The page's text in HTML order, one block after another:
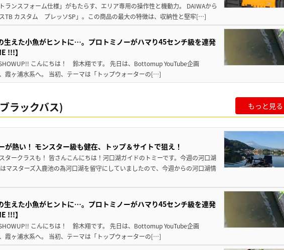
ランスフォーム仕様」がもたらす、エリア専用の操作性と機動力。 DAIWAから
TB カスタム プレッソSP」。この商品の最大の特徴は、収納性と堅牢[…]
生えた小魚がヒントに…。プロトミノーがハマり45センチ級を連発
!!!】
こんにちは！ 鈴木翔です。 先日は、Bottomup YouTube企画
霞ヶ浦水系へ。 当初、テーマは「トップウォーターの[…]
ラックバス) もっと見る
が熱い！ モンスター級も健在、トップ＆サイトで狙え！
タークラスも！ 皆さんこんにちは！河口湖ガイドのトミーです。今週の河口湖
マスターズ入鹿池の為河口湖を留守にしていましたので、今週からの河口湖情
生えた小魚がヒントに…。プロトミノーがハマり45センチ級を連発
!!!】
こんにちは！ 鈴木翔です。 先日は、Bottomup YouTube企画
霞ヶ浦水系へ。 当初、テーマは「トップウォーターの[…]